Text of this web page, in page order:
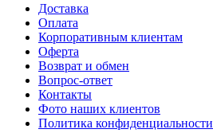
Доставка
Оплата
Корпоративным клиентам
Оферта
Возврат и обмен
Вопрос-ответ
Контакты
Фото наших клиентов
Политика конфиденциальности